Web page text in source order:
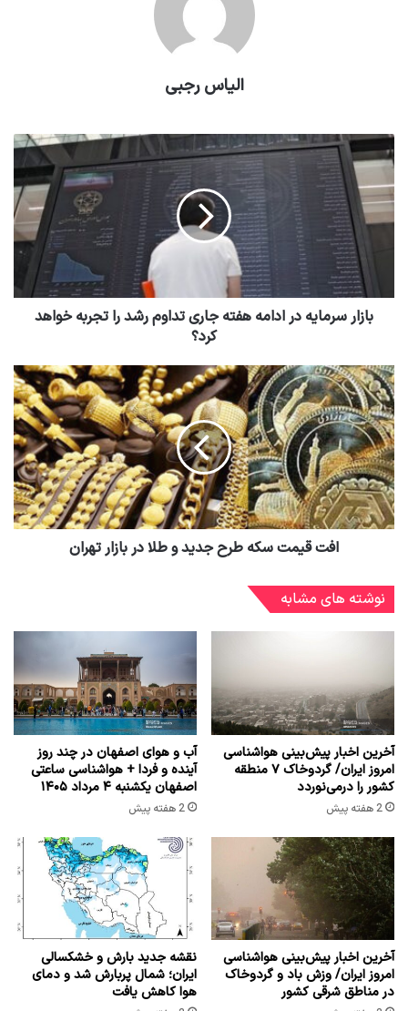
الیاس رجبی
بازار سرمایه در ادامه هفته جاری تداوم رشد را تجربه خواهد
کرد؟
افت قیمت سکه طرح جدید و طلا در بازار تهران
نوشته های مشابه
آخرین اخبار پیش‌بینی هواشناسی
امروز ایران/ گردوخاک ۷ منطقه
کشور را درمی‌نوردد
2 هفته پیش
آب و هوای اصفهان در چند روز
آینده و فردا + هواشناسی ساعتی
اصفهان یکشنبه ۴ مرداد ۱۴۰۵
2 هفته پیش
آخرین اخبار پیش‌بینی هواشناسی
امروز ایران/ وزش باد و گردوخاک
در مناطق شرقی کشور
نقشه جدید بارش و خشکسالی
ایران؛ شمال پربارش شد و دمای
هوا کاهش یافت